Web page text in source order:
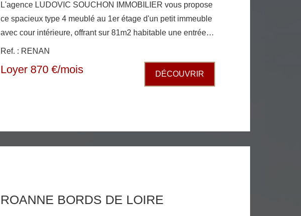
L'agence LUDOVIC SOUCHON IMMOBILIER vous propose
ce spacieux type 4 meublé au 1er étage d'un petit immeuble
avec cour intérieure, offrant sur 81m2 habitable une entrée,
une grande cuisine équipée, trois chambres avec
rangements, séjour salon, salle de bains et WC grande
terrasse couverte pour profiter de l'extérieur libre de suite
Ref. : RENAN
Loyer 870 €/mois DÉCOUVRIR
ROANNE BORDS DE LOIRE